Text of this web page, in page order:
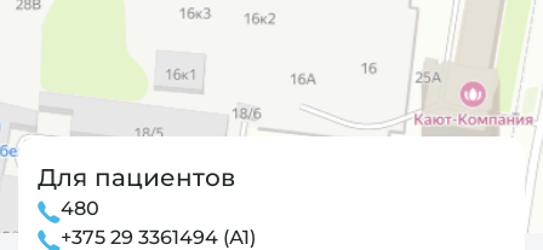
Для пациентов
480
+375 29 3361494 (А1)